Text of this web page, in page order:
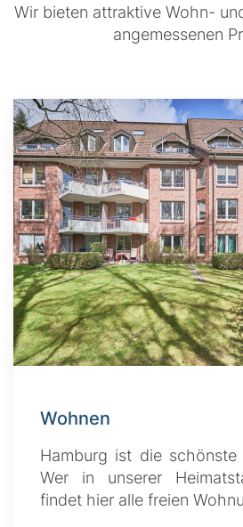
Wir bieten attraktive Wohn-
angemessenen
Wohnen
Hamburg ist die schönste
Wer in unserer
findet hier alle freien